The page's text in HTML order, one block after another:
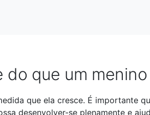
do que um menino
que ela cresce. É importante
desenvolver-se plenamente e